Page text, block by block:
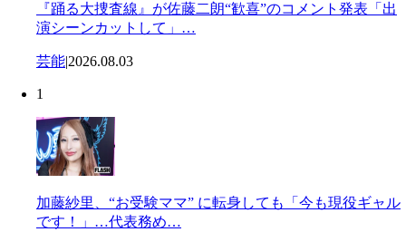
『踊る大捜査線』が佐藤二朗“歓喜”のコメント発表「出
演シーンカットして」…
芸能|2026.08.03
1
加藤紗里、“お受験ママ” に転身しても「今も現役ギャル
です！」…代表務め…